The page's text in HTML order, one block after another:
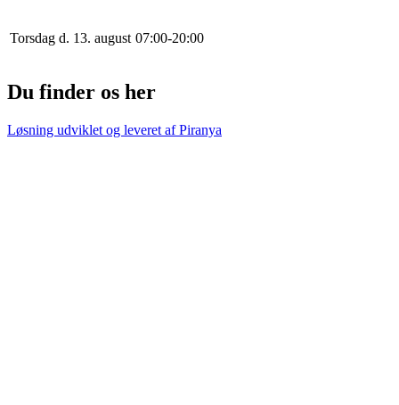
Torsdag d. 13. august 07:00-20:00
Du finder os her
Løsning udviklet og leveret afPiranya